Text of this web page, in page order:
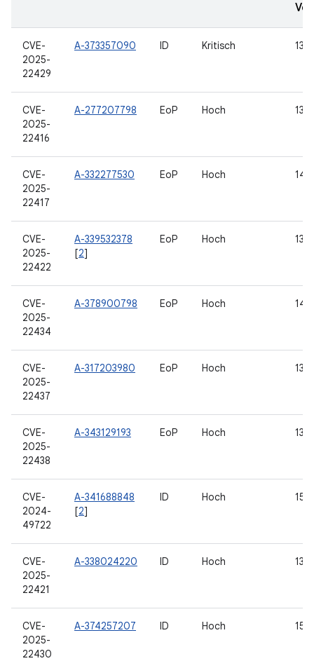
CVE-
2025-
22429
A-373357090 ID Kritisch 13,
CVE-
2025-
22416
A-277207798 EoP Hoch 13,
CVE-
2025-
22417
A-332277530 EoP Hoch 14,
CVE-
2025-
22422
A-339532378
[2]
EoP Hoch 13,
CVE-
2025-
22434
A-378900798 EoP Hoch 14,
CVE-
2025-
22437
A-317203980 EoP Hoch 13
CVE-
2025-
22438
A-343129193 EoP Hoch 13,
CVE-
2024-
49722
A-341688848
[2]
ID Hoch 15
CVE-
2025-
22421
A-338024220 ID Hoch 13,
CVE-
2025-
22430
A-374257207 ID Hoch 15